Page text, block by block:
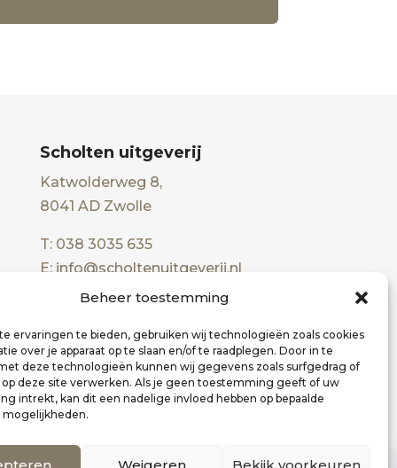
Beheer toestemming
ervaringen te bieden, gebruiken wij technologieën zoals cookies
over je apparaat op te slaan en/of te raadplegen. Door in te
deze technologieën kunnen wij gegevens zoals surfgedrag of
op deze site verwerken. Als je geen toestemming geeft of uw
intrekt, kan dit een nadelige invloed hebben op bepaalde
mogelijkheden.
Weigeren Bekijk voorkeuren
Scholten uitgeverij
Katwolderweg 8,
8041 AD Zwolle
T: 038 3035 635
E: info@scholtenuitgeverij.nl